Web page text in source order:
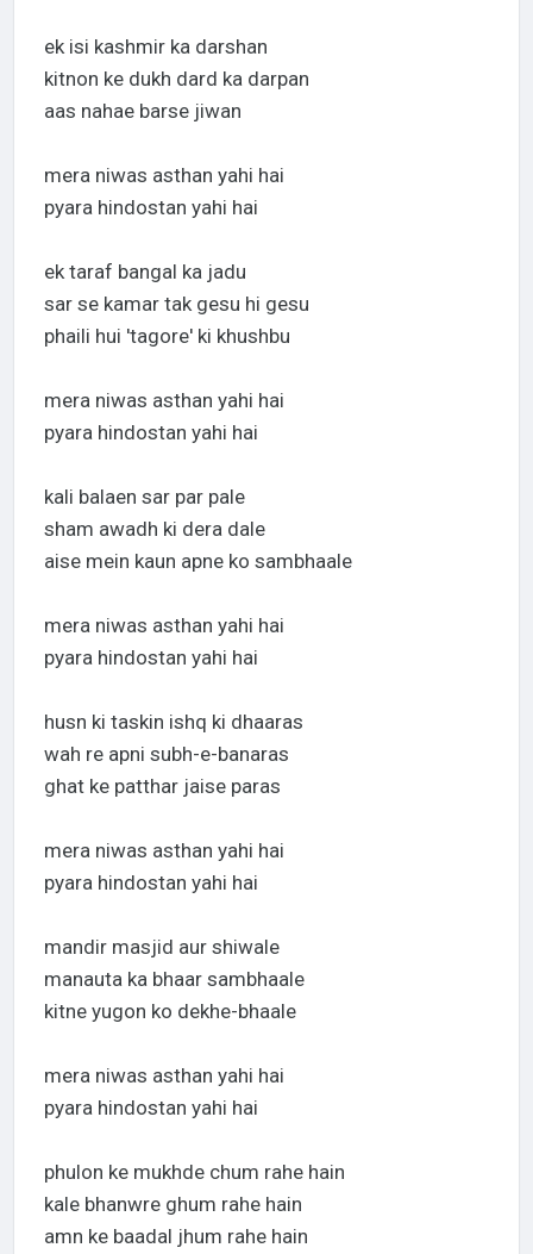
ek isi kashmir ka darshan
kitnon ke dukh dard ka darpan
aas nahae barse jiwan
mera niwas asthan yahi hai
pyara hindostan yahi hai
ek taraf bangal ka jadu
sar se kamar tak gesu hi gesu
phaili hui 'tagore' ki khushbu
mera niwas asthan yahi hai
pyara hindostan yahi hai
kali balaen sar par pale
sham awadh ki dera dale
aise mein kaun apne ko sambhaale
mera niwas asthan yahi hai
pyara hindostan yahi hai
husn ki taskin ishq ki dhaaras
wah re apni subh-e-banaras
ghat ke patthar jaise paras
mera niwas asthan yahi hai
pyara hindostan yahi hai
mandir masjid aur shiwale
manauta ka bhaar sambhaale
kitne yugon ko dekhe-bhaale
mera niwas asthan yahi hai
pyara hindostan yahi hai
phulon ke mukhde chum rahe hain
kale bhanwre ghum rahe hain
amn ke baadal jhum rahe hain